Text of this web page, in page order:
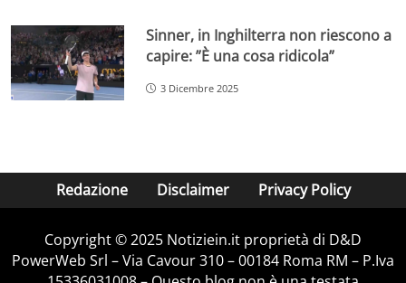
Sinner, in Inghilterra non riescono a
capire: ”È una cosa ridicola”
3 Dicembre 2025
Redazione Disclaimer Privacy Policy
Copyright © 2025 Notiziein.it proprietà di D&D
PowerWeb Srl – Via Cavour 310 – 00184 Roma RM – P.Iva